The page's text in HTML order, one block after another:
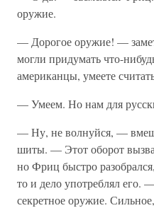
оружие.
— Дорогое оружие! —
могли придумать что-
американцы, умеете
— Умеем. Но нам для
— Ну, не волнуйся, —
шиты. — Этот оборот
но Фриц быстро
то и дело употреблял
секретное оружие.